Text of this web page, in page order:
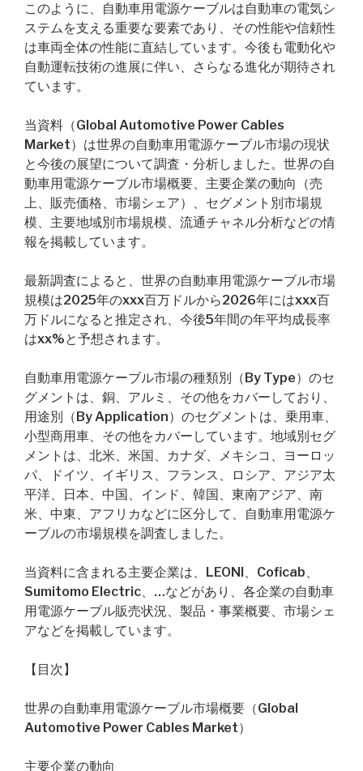
このように、自動車用電源ケーブルは自動車の電気シ
ステムを支える重要な要素であり、その性能や信頼性
は車両全体の性能に直結しています。今後も電動化や
自動運転技術の進展に伴い、さらなる進化が期待され
ています。
当資料（Global Automotive Power Cables
Market）は世界の自動車用電源ケーブル市場の現状
と今後の展望について調査・分析しました。世界の自
動車用電源ケーブル市場概要、主要企業の動向（売
上、販売価格、市場シェア）、セグメント別市場規
模、主要地域別市場規模、流通チャネル分析などの情
報を掲載しています。
最新調査によると、世界の自動車用電源ケーブル市場
規模は2025年のxxx百万ドルから2026年にはxxx百
万ドルになると推定され、今後5年間の年平均成長率
はxx%と予想されます。
自動車用電源ケーブル市場の種類別（By Type）のセ
グメントは、銅、アルミ、その他をカバーしており、
用途別（By Application）のセグメントは、乗用車、
小型商用車、その他をカバーしています。地域別セグ
メントは、北米、米国、カナダ、メキシコ、ヨーロッ
パ、ドイツ、イギリス、フランス、ロシア、アジア太
平洋、日本、中国、インド、韓国、東南アジア、南
米、中東、アフリカなどに区分して、自動車用電源ケ
ーブルの市場規模を調査しました。
当資料に含まれる主要企業は、LEONI、Coficab、
Sumitomo Electric、…などがあり、各企業の自動車
用電源ケーブル販売状況、製品・事業概要、市場シェ
アなどを掲載しています。
【目次】
世界の自動車用電源ケーブル市場概要（Global
Automotive Power Cables Market）
主要企業の動向